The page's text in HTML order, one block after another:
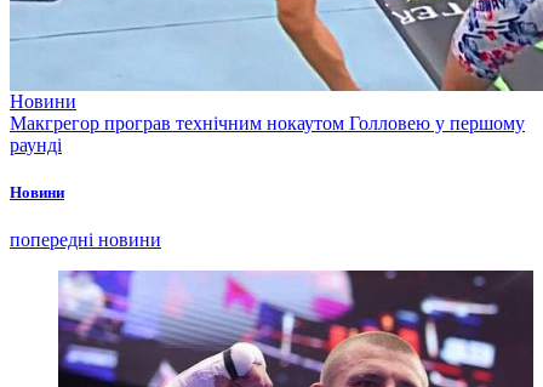
Новини
Макгрегор програв технічним нокаутом Голловею у першому
раунді
Новини
попередні новини